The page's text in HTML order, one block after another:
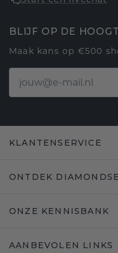
BLIJF OP DE
Maak kans op €500
KLANTENSERVICE
ONTDEK
ONZE KENNISBANK
AANBEVOLEN LINKS